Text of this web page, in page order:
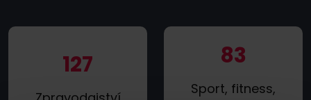
127 83
Sport, fitness,